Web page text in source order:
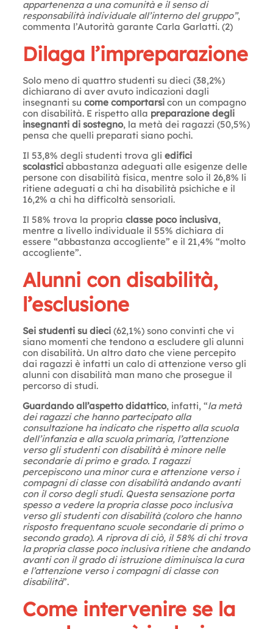
appartenenza a una comunità e il senso di
responsabilità individuale all’interno del gruppo”,
commenta l’Autorità garante Carla Garlatti. (2)
Dilaga l’impreparazione
Solo meno di quattro studenti su dieci (38,2%)
dichiarano di aver avuto indicazioni dagli
insegnanti su come comportarsicon un compagno
con disabilità. E rispetto alla preparazione degli
insegnanti di sostegno, la metà dei ragazzi (50,5%)
pensa che quelli preparati siano pochi.
Il 53,8% degli studenti trova gli edifici
scolastici abbastanza adeguati alle esigenze delle
persone con disabilità fisica, mentre solo il 26,8% li
ritiene adeguati a chi ha disabilità psichiche e il
16,2% a chi ha difficoltà sensoriali.
Il 58% trova la propria classe poco inclusiva,
mentre a livello individuale il 55% dichiara di
essere “abbastanza accogliente” e il 21,4% “molto
accogliente”.
Alunni con disabilità,
l’esclusione
Sei studenti su dieci(62,1%) sono convinti che vi
siano momenti che tendono a escludere gli alunni
con disabilità. Un altro dato che viene percepito
dai ragazzi è infatti un calo di attenzione verso gli
alunni con disabilità man mano che prosegue il
percorso di studi.
Guardando all’aspetto didattico, infatti, “la metà
dei ragazzi che hanno partecipato alla
consultazione ha indicato che rispetto alla scuola
dell’infanzia e alla scuola primaria, l’attenzione
verso gli studenti con disabilità è minore nelle
secondarie di primo e grado. I ragazzi
percepiscono una minor cura e attenzione verso i
compagni di classe con disabilità andando avanti
con il corso degli studi. Questa sensazione porta
spesso a vedere la propria classe poco inclusiva
verso gli studenti con disabilità (coloro che hanno
risposto frequentano scuole secondarie di primo o
secondo grado). A riprova di ciò, il 58% di chi trova
la propria classe poco inclusiva ritiene che andando
avanti con il grado di istruzione diminuisca la cura
e l’attenzione verso i compagni di classe con
disabilità”.
Come intervenire se la